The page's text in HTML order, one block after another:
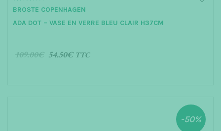
3.00
out of 5
BROSTE COPENHAGEN
ADA DOT – VASE EN VERRE BLEU CLAIR H37CM
109.00€ 54.50€ TTC
-50%